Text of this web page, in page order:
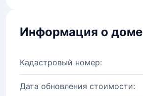
Информация о доме
Кадастровый номер:
Дата обновления стоимости: